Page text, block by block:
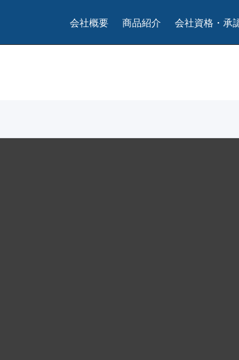
会社概要 商品紹介 会社資格・承